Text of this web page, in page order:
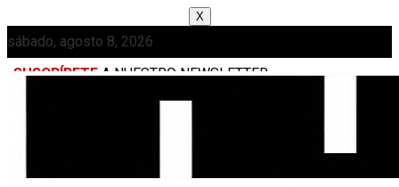
X
sábado, agosto 8, 2026
SUSCRÍBETE A NUESTRO NEWSLETTER